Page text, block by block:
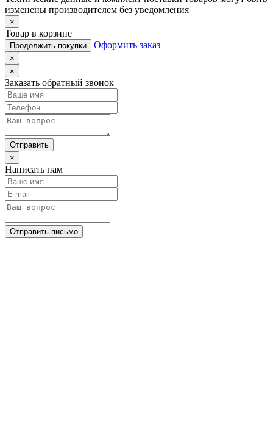
изменены производителем без уведомления
×
Товар в корзине
Продолжить покупки Оформить заказ
×
×
Заказать обратный звонок
Отправить
×
Написать нам
Отправить письмо